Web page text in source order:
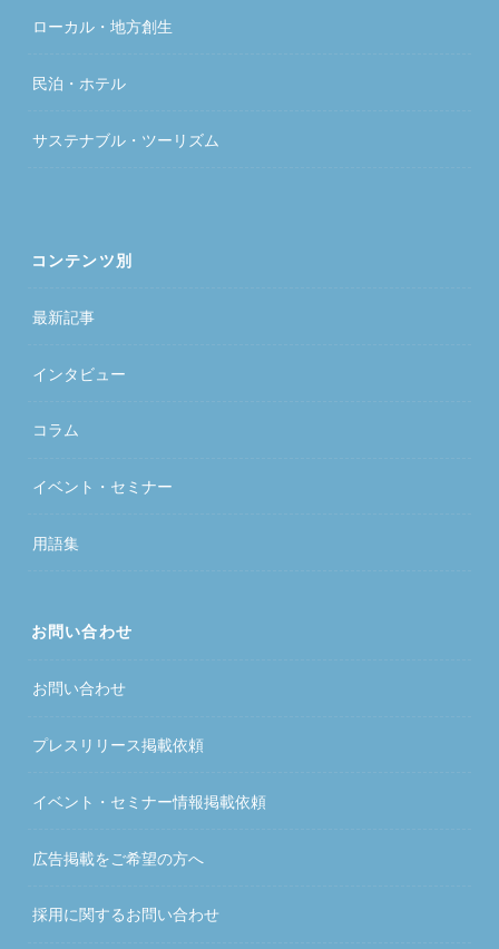
ローカル・地方創生
民泊・ホテル
サステナブル・ツーリズム
コンテンツ別
最新記事
インタビュー
コラム
イベント・セミナー
用語集
お問い合わせ
お問い合わせ
プレスリリース掲載依頼
イベント・セミナー情報掲載依頼
広告掲載をご希望の方へ
採用に関するお問い合わせ